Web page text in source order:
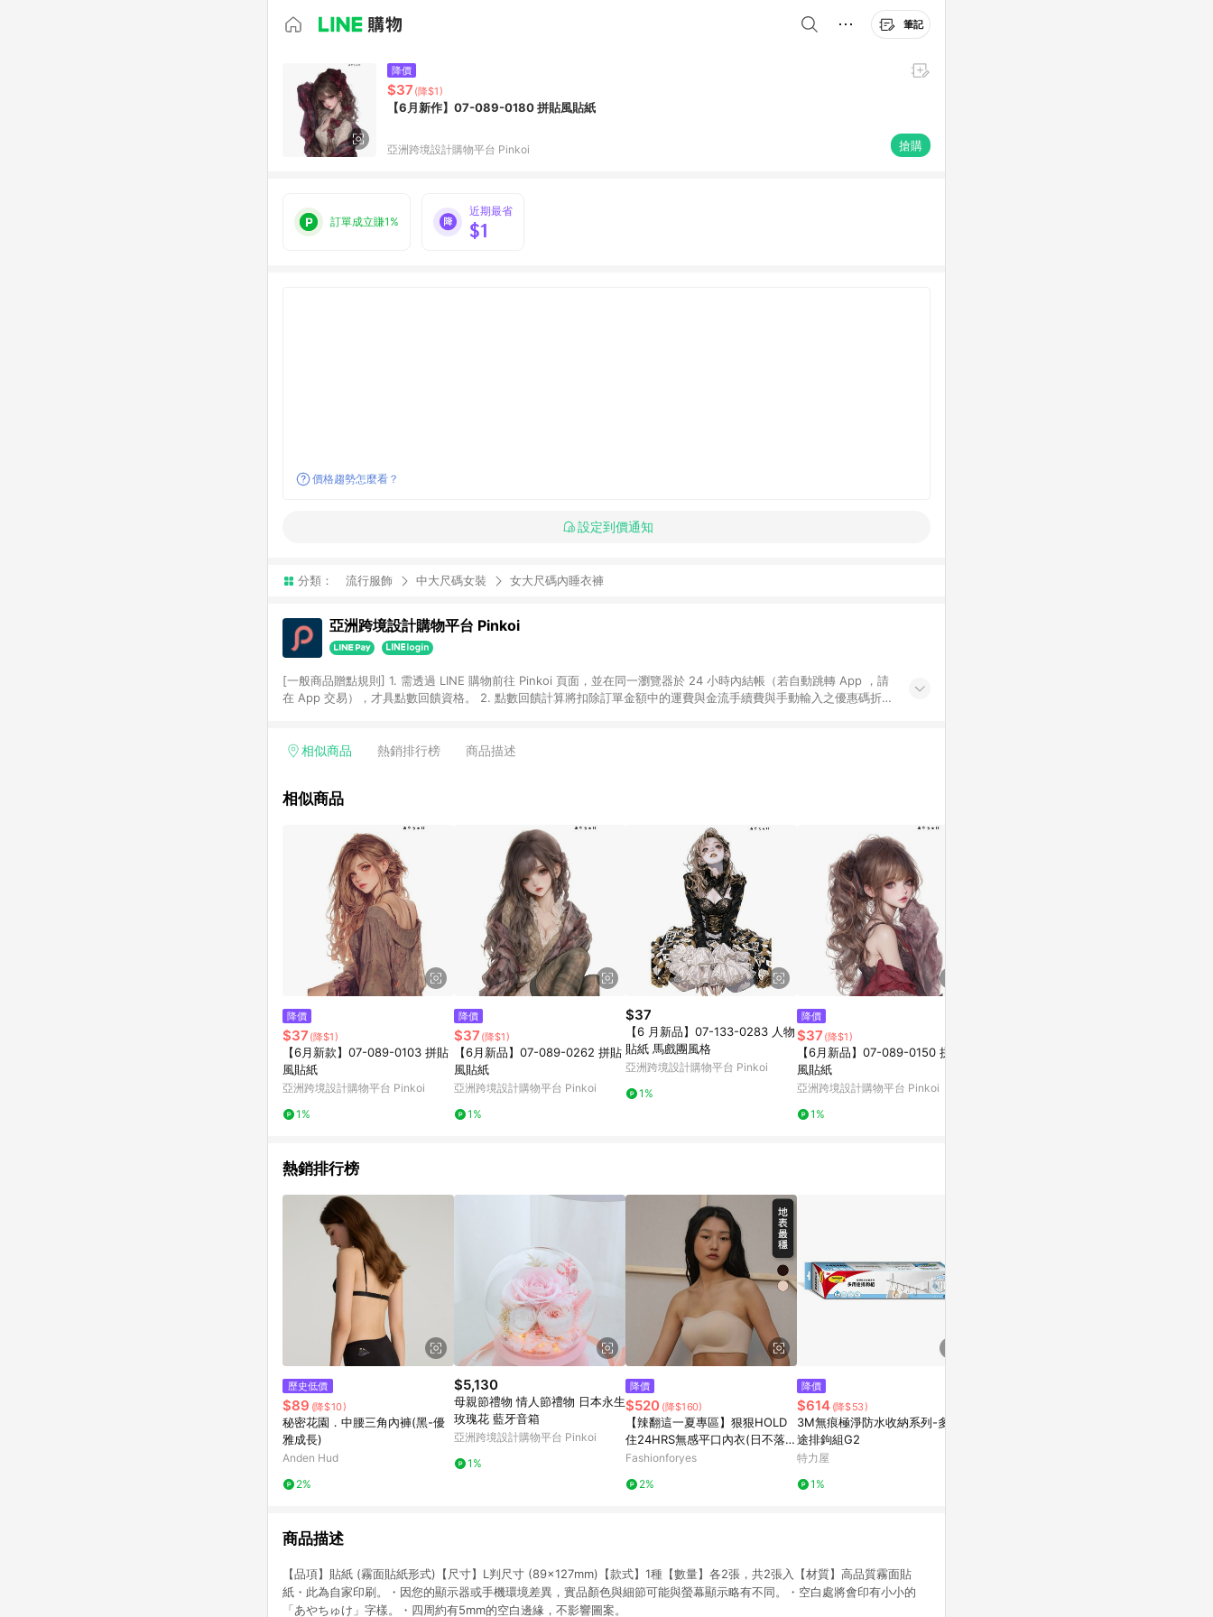
筆記
降價
$37 (降$1)
【6月新作】07-089-0180 拼貼風貼紙
亞洲跨境設計購物平台 Pinkoi 搶購
訂單成立賺1%
近期最省
$1
價格趨勢怎麼看？
設定到價通知
分類： 流行服飾 中大尺碼女裝 女大尺碼內睡衣褲
亞洲跨境設計購物平台 Pinkoi
[一般商品贈點規則] 1. 需透過 LINE 購物前往 Pinkoi 頁面，並在同一瀏覽器於 24 小時內結帳（若自動跳轉 App ，請
在 App 交易），才具點數回饋資格。 2. 點數回饋計算將扣除訂單金額中的運費與金流手續費與手動輸入之優惠碼折
格，部分退款不在此限。 6. APP 請更新至Android v4.6.0 / iOS v4.1.5 以上才具贈點資格。 7. 點數將於出貨後 45 天
使用規則請以點數紅包活動說明為準。 11. 若於 LINE 購物前往 Pinkoi 頁面後才首次下載 Pinkoi APP 並完成訂單，不
相似商品 熱銷排行榜 商品描述
相似商品
降價
$37 (降$1)
【6月新款】07-089-0103 拼貼
風貼紙
亞洲跨境設計購物平台 Pinkoi
1%
降價
$37 (降$1)
【6月新品】07-089-0262 拼貼
風貼紙
亞洲跨境設計購物平台 Pinkoi
1%
$37
【6 月新品】07-133-0283 人物
貼紙 馬戲團風格
亞洲跨境設計購物平台 Pinkoi
1%
降價
$37 (降$1)
【6月新品】07-089-0150 拼貼
風貼紙
亞洲跨境設計購物平台 Pinkoi
1%
熱銷排行榜
歷史低價
$89 (降$10)
秘密花園．中腰三角內褲(黑-優
雅成長)
Anden Hud
2%
$5,130
母親節禮物 情人節禮物 日本永生
玫瑰花 藍牙音箱
亞洲跨境設計購物平台 Pinkoi
1%
降價
$520 (降$160)
【辣翻這一夏專區】狠狠HOLD
住24HRS無感平口內衣(日不落
款)
Fashionforyes
2%
降價
$614 (降$53)
3M無痕極淨防水收納系列-多用
途排鉤組G2
特力屋
1%
商品描述
【品項】貼紙 (霧面貼紙形式)【尺寸】L判尺寸 (89×127mm)【款式】1種【數量】各2張，共2張入【材質】高品質霧面貼
紙・此為自家印刷。・因您的顯示器或手機環境差異，實品顏色與細節可能與螢幕顯示略有不同。・空白處將會印有小小的
「あやちゅけ」字樣。・四周約有5mm的空白邊緣，不影響圖案。